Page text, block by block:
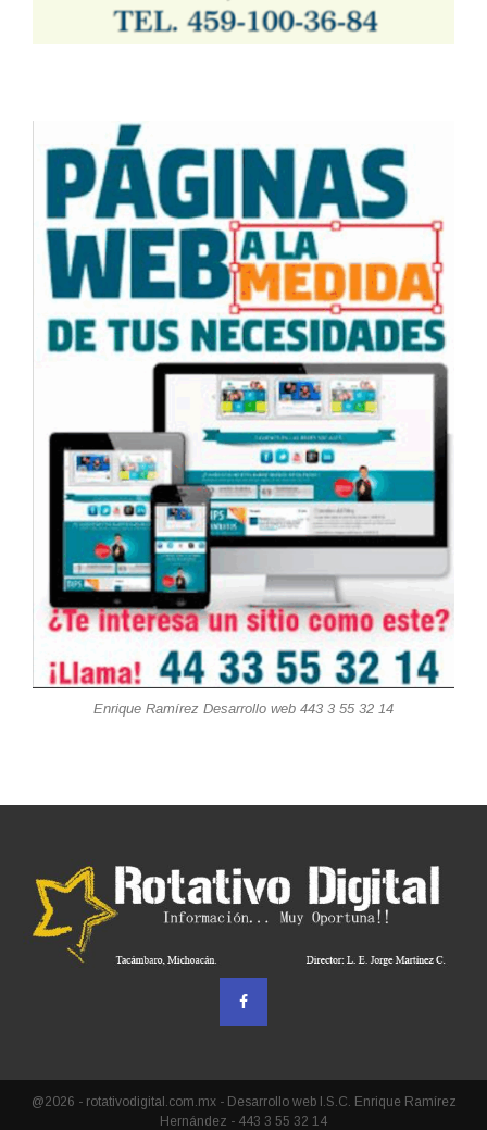
Enrique Ramírez Desarrollo web 443 3 55 32 14
@2026 - rotativodigital.com.mx - Desarrollo web I.S.C. Enrique Ramírez
Hernández - 443 3 55 32 14